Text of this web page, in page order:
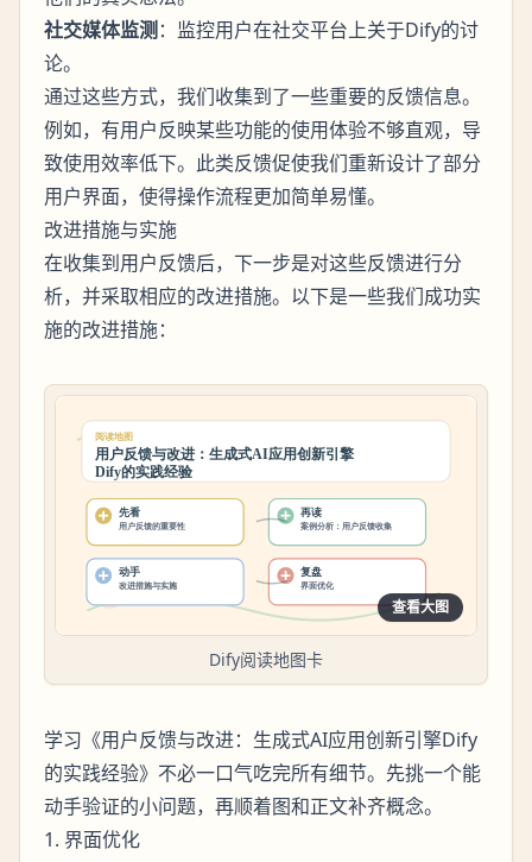
社交媒体监测 ：监控用户在社交平台上关于Dify的讨
论。
通过这些方式，我们收集到了一些重要的反馈信息。
例如，有用户反映某些功能的使用体验不够直观，导
致使用效率低下。此类反馈促使我们重新设计了部分
用户界面，使得操作流程更加简单易懂。
改进措施与实施
在收集到用户反馈后，下一步是对这些反馈进行分
析，并采取相应的改进措施。以下是一些我们成功实
施的改进措施：
查看大图
Dify阅读地图卡
学习《用户反馈与改进：生成式AI应用创新引擎Dify
的实践经验》不必一口气吃完所有细节。先挑一个能
动手验证的小问题，再顺着图和正文补齐概念。
1. 界面优化